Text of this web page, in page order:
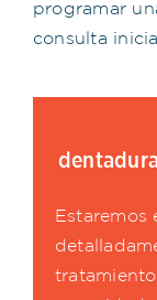
programar
consulta
Estaremos